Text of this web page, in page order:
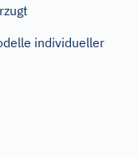
individueller